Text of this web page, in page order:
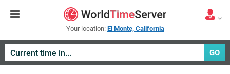
Your location: El Monte, California
GO